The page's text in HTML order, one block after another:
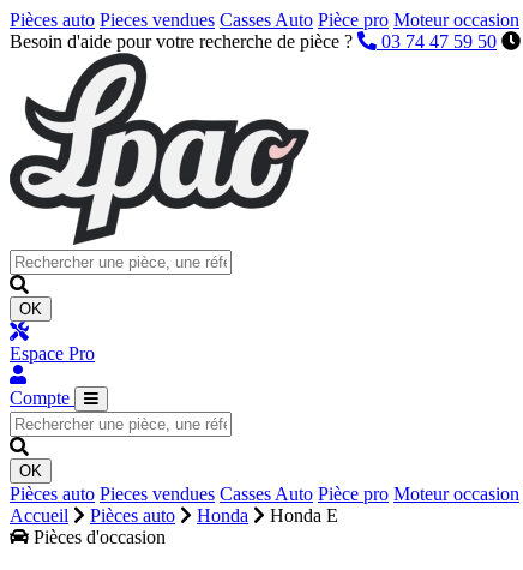
Pièces auto Pieces vendues Casses Auto Pièce pro Moteur occasion
Besoin d'aide pour votre recherche de pièce ?
03 74 47 59 50
OK
Espace Pro
Compte
OK
Pièces auto Pieces vendues Casses Auto Pièce pro Moteur occasion
Accueil
Pièces auto Honda
Honda E
Pièces d'occasion